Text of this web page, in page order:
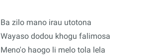
Ba zilo mano irau utotona
Wayaso dodou khogu falimosa
Meno'o haogo li melo tola lela